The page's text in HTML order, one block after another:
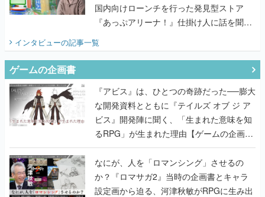
国内向けローンチを行った発見型ストア
『あっぷアリーナ！』仕掛け人に話を聞い
インタビューの記事一覧
ゲームの企画書
『アビス』は、ひとつの奇跡だった──膨大
な開発資料とともに『テイルズ オブ ジ ア
ビス』開発陣に聞く、「生まれた意味を知
るRPG」が生まれた理由【ゲームの企画
書】
なにが、人を「ロマンシング」させるの
か？『ロマサガ2』当時の企画書とキャラ
設定画から迫る、河津秋敏がRPGに生み出